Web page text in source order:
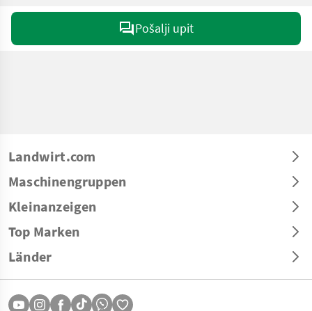
Pošalji upit
Landwirt.com
Maschinengruppen
Kleinanzeigen
Top Marken
Länder